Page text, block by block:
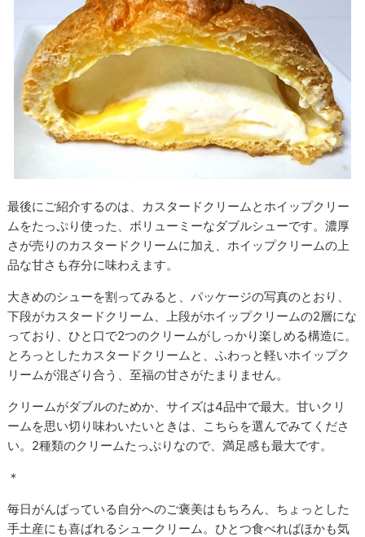
最後にご紹介するのは、カスタードクリームとホイップクリー
ムをたっぷり使った、ボリューミーなダブルシューです。濃厚
さが売りのカスタードクリームに加え、ホイップクリームの上
品な甘さも存分に味わえます。
大きめのシューを割ってみると、パッケージの写真のとおり、
下段がカスタードクリーム、上段がホイップクリームの2層にな
っており、ひと口で2つのクリームがしっかり楽しめる構造に。
とろっとしたカスタードクリームと、ふわっと軽いホイップク
リームが混ざり合う、至福の甘さがたまりません。
クリームがダブルのためか、サイズは4品中で最大。甘いクリ
ームを思い切り味わいたいときは、こちらを選んでみてくださ
い。2種類のクリームたっぷりなので、満足感も最大です。
＊
毎日がんばっている自分へのご褒美はもちろん、ちょっとした
手土産にも喜ばれるシュークリーム。ひとつ食べればほかも気